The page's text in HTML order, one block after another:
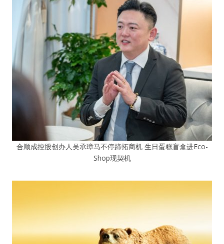
合顺成控股创办人吴承璋马不停蹄拓商机 生日蛋糕盲盒进Eco-
Shop现契机